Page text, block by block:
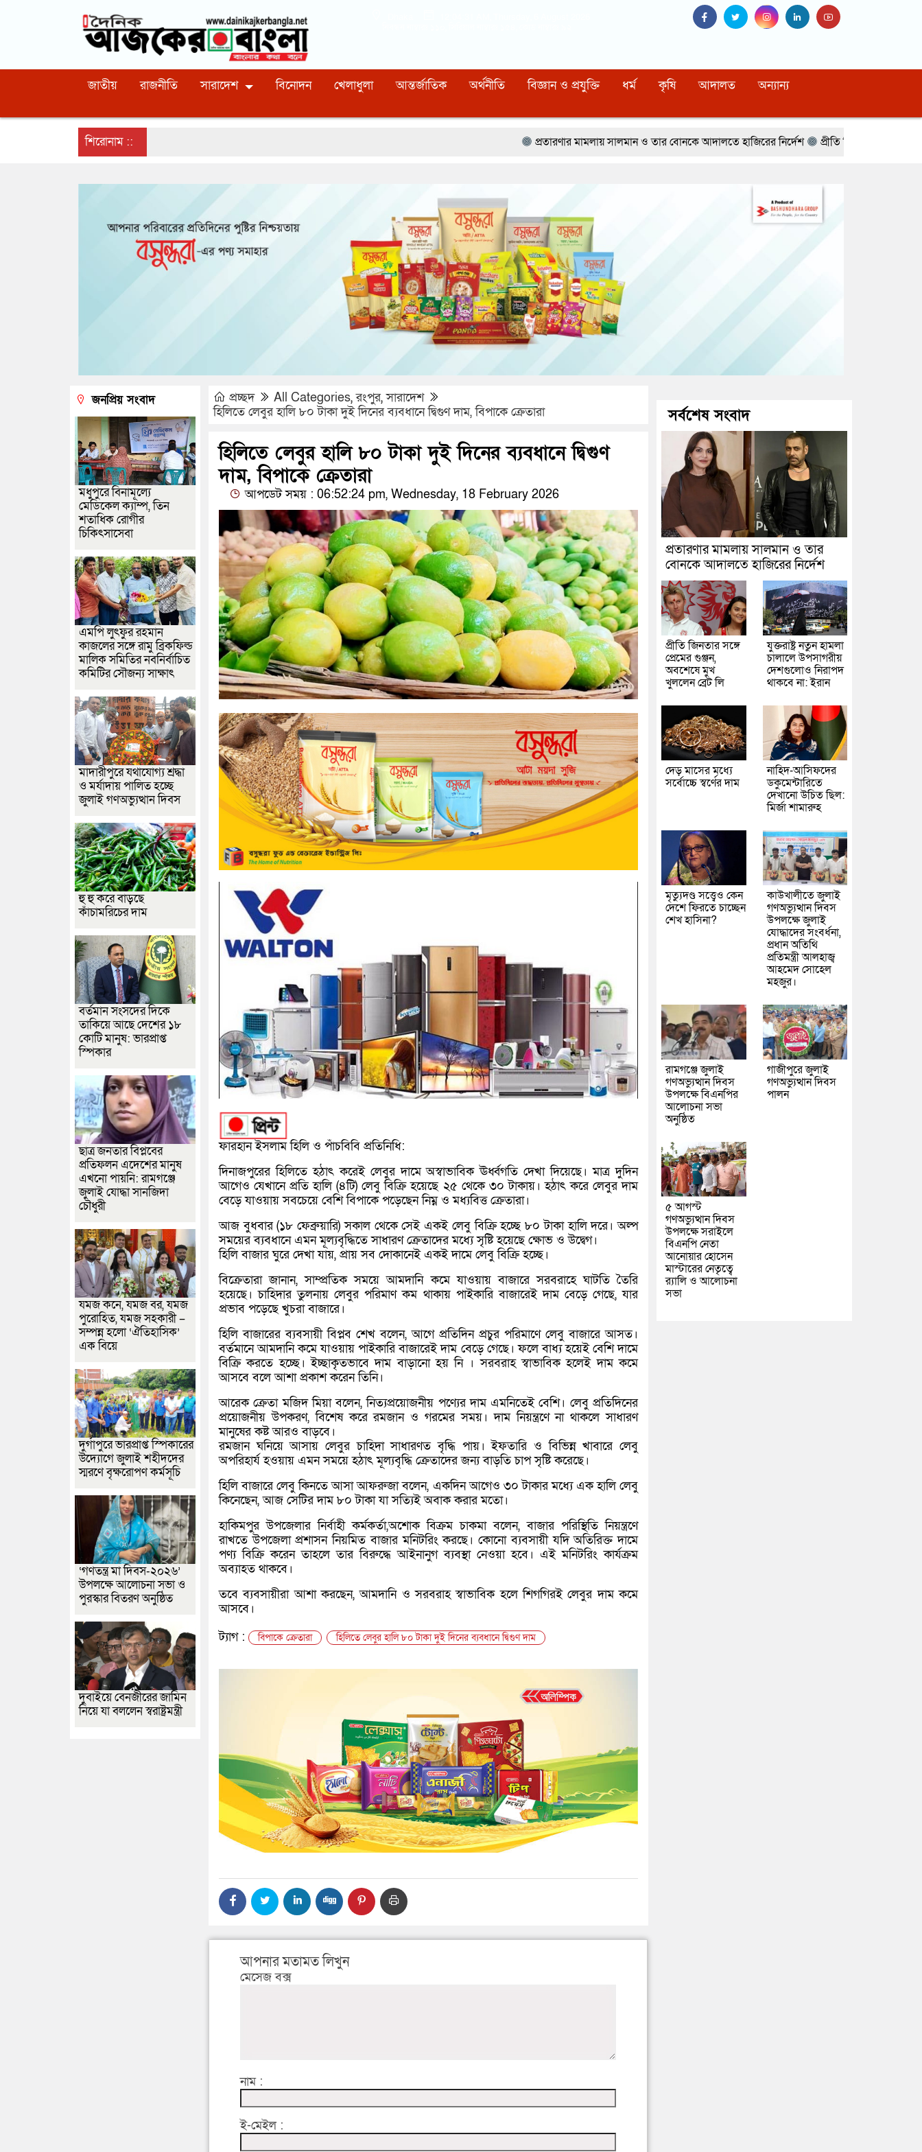
জাতীয় রাজনীতি সারাদেশ বিনোদন খেলাধুলা আন্তর্জাতিক অর্থনীতি বিজ্ঞান ও প্রযুক্তি ধর্ম কৃষি আদালত অন্যান্য
শিরোনাম :: প্রতারণার মামলায় সালমান ও তার বোনকে আদালতে হাজিরের নির্দেশ প্রীতি জিনতার সঙ্গে প্রেমের গুঞ্জন, অবশেষে মুখ
প্রচ্ছদ All Categories,রংপুর,সারাদেশ
হিলিতে লেবুর হালি ৮০ টাকা দুই দিনের ব্যবধানে দ্বিগুণ দাম, বিপাকে ক্রেতারা
হিলিতে লেবুর হালি ৮০ টাকা দুই দিনের ব্যবধানে দ্বিগুণ
দাম, বিপাকে ক্রেতারা
আপডেট সময় : 06:52:24 pm, Wednesday, 18 February 2026
ফারহান ইসলাম হিলি ও পাঁচবিবি প্রতিনিধি:
দিনাজপুরের হিলিতে হঠাৎ করেই লেবুর দামে অস্বাভাবিক ঊর্ধ্বগতি দেখা দিয়েছে। মাত্র দুদিন
আগেও যেখানে প্রতি হালি (৪টি) লেবু বিক্রি হয়েছে ২৫ থেকে ৩০ টাকায়। হঠাৎ করে লেবুর দাম
বেড়ে যাওয়ায় সবচেয়ে বেশি বিপাকে পড়েছেন নিম্ন ও মধ্যবিত্ত ক্রেতারা।
আজ বুধবার (১৮ ফেব্রুয়ারি) সকাল থেকে সেই একই লেবু বিক্রি হচ্ছে ৮০ টাকা হালি দরে। অল্প
সময়ের ব্যবধানে এমন মূল্যবৃদ্ধিতে সাধারণ ক্রেতাদের মধ্যে সৃষ্টি হয়েছে ক্ষোভ ও উদ্বেগ।
হিলি বাজার ঘুরে দেখা যায়, প্রায় সব দোকানেই একই দামে লেবু বিক্রি হচ্ছে।
বিক্রেতারা জানান, সাম্প্রতিক সময়ে আমদানি কমে যাওয়ায় বাজারে সরবরাহে ঘাটতি তৈরি
হয়েছে। চাহিদার তুলনায় লেবুর পরিমাণ কম থাকায় পাইকারি বাজারেই দাম বেড়ে গেছে, যার
প্রভাব পড়েছে খুচরা বাজারে।
হিলি বাজারের ব্যবসায়ী বিপ্লব শেখ বলেন, আগে প্রতিদিন প্রচুর পরিমাণে লেবু বাজারে আসত।
বর্তমানে আমদানি কমে যাওয়ায় পাইকারি বাজারেই দাম বেড়ে গেছে। ফলে বাধ্য হয়েই বেশি দামে
বিক্রি করতে হচ্ছে। ইচ্ছাকৃতভাবে দাম বাড়ানো হয় নি । সরবরাহ স্বাভাবিক হলেই দাম কমে
আসবে বলে আশা প্রকাশ করেন তিনি।
আরেক ক্রেতা মজিদ মিয়া বলেন, নিত্যপ্রয়োজনীয় পণ্যের দাম এমনিতেই বেশি। লেবু প্রতিদিনের
প্রয়োজনীয় উপকরণ, বিশেষ করে রমজান ও গরমের সময়। দাম নিয়ন্ত্রণে না থাকলে সাধারণ
মানুষের কষ্ট আরও বাড়বে।
রমজান ঘনিয়ে আসায় লেবুর চাহিদা সাধারণত বৃদ্ধি পায়। ইফতারি ও বিভিন্ন খাবারে লেবু
অপরিহার্য হওয়ায় এমন সময়ে হঠাৎ মূল্যবৃদ্ধি ক্রেতাদের জন্য বাড়তি চাপ সৃষ্টি করেছে।
হিলি বাজারে লেবু কিনতে আসা আফরুজা বলেন, একদিন আগেও ৩০ টাকার মধ্যে এক হালি লেবু
কিনেছেন, আজ সেটির দাম ৮০ টাকা যা সত্যিই অবাক করার মতো।
হাকিমপুর উপজেলার নির্বাহী কর্মকর্তা,অশোক বিক্রম চাকমা বলেন, বাজার পরিস্থিতি নিয়ন্ত্রণে
রাখতে উপজেলা প্রশাসন নিয়মিত বাজার মনিটরিং করছে। কোনো ব্যবসায়ী যদি অতিরিক্ত দামে
পণ্য বিক্রি করেন তাহলে তার বিরুদ্ধে আইনানুগ ব্যবস্থা নেওয়া হবে। এই মনিটরিং কার্যক্রম
অব্যাহত থাকবে।
তবে ব্যবসায়ীরা আশা করছেন, আমদানি ও সরবরাহ স্বাভাবিক হলে শিগগিরই লেবুর দাম কমে
আসবে।
ট্যাগ :
বিপাকে ক্রেতারা হিলিতে লেবুর হালি ৮০ টাকা দুই দিনের ব্যবধানে দ্বিগুণ দাম
আপনার মতামত লিখুন
মেসেজ বক্স
নাম :
ই-মেইল :
জনপ্রিয় সংবাদ
মধুপুরে বিনামূল্যে
মেডিকেল ক্যাম্প, তিন
শতাধিক রোগীর
চিকিৎসাসেবা
এমপি লুৎফুর রহমান
কাজলের সঙ্গে রামু ব্রিকফিল্ড
মালিক সমিতির নবনির্বাচিত
কমিটির সৌজন্য সাক্ষাৎ
মাদারীপুরে যথাযোগ্য শ্রদ্ধা
ও মর্যাদায় পালিত হচ্ছে
জুলাই গণঅভ্যুত্থান দিবস
হু হু করে বাড়ছে
কাঁচামরিচের দাম
বর্তমান সংসদের দিকে
তাকিয়ে আছে দেশের ১৮
কোটি মানুষ: ভারপ্রাপ্ত
স্পিকার
ছাত্র জনতার বিপ্লবের
প্রতিফলন এদেশের মানুষ
এখনো পায়নি: রামগঞ্জে
জুলাই যোদ্ধা সানজিদা
চৌধুরী
যমজ কনে, যমজ বর, যমজ
পুরোহিত, যমজ সহকারী –
সম্পন্ন হলো ‘ঐতিহাসিক’
এক বিয়ে
দুর্গাপুরে ভারপ্রাপ্ত স্পিকারের
উদ্যোগে জুলাই শহীদদের
স্মরণে বৃক্ষরোপণ কর্মসূচি
‘গণতন্ত্র মা দিবস-২০২৬’
উপলক্ষে আলোচনা সভা ও
পুরস্কার বিতরণ অনুষ্ঠিত
দুবাইয়ে বেনজীরের জামিন
নিয়ে যা বললেন স্বরাষ্ট্রমন্ত্রী
সর্বশেষ সংবাদ
প্রতারণার মামলায় সালমান ও তার
বোনকে আদালতে হাজিরের নির্দেশ
প্রীতি জিনতার সঙ্গে
প্রেমের গুঞ্জন,
অবশেষে মুখ
খুললেন ব্রেট লি
যুক্তরাষ্ট্র নতুন হামলা
চালালে উপসাগরীয়
দেশগুলোও নিরাপদ
থাকবে না: ইরান
দেড় মাসের মধ্যে
সর্বোচ্চে স্বর্ণের দাম
নাহিদ-আসিফদের
ডকুমেন্টারিতে
দেখানো উচিত ছিল:
মির্জা শামারুহ
মৃত্যুদণ্ড সত্ত্বেও কেন
দেশে ফিরতে চাচ্ছেন
শেখ হাসিনা?
কাউখালীতে জুলাই
গণঅভ্যুত্থান দিবস
উপলক্ষে জুলাই
যোদ্ধাদের সংবর্ধনা,
প্রধান অতিথি
প্রতিমন্ত্রী আলহাজ্ব
আহমেদ সোহেল
মহজুর।
রামগঞ্জে জুলাই
গণঅভ্যুত্থান দিবস
উপলক্ষে বিএনপির
আলোচনা সভা
অনুষ্ঠিত
গাজীপুরে জুলাই
গণঅভ্যুত্থান দিবস
পালন
৫ আগস্ট
গণঅভ্যুত্থান দিবস
উপলক্ষে সরাইলে
বিএনপি নেতা
আনোয়ার হোসেন
মাস্টারের নেতৃত্বে
র‍্যালি ও আলোচনা
সভা